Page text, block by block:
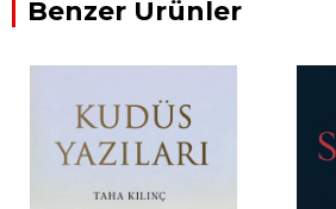
Benzer Ürünler